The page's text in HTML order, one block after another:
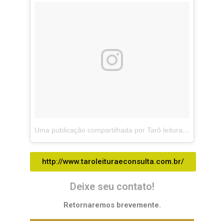
Uma publicação compartilhada por Tarô leitura e consultas (@taroleituraeconsulta)
http://www.taroleituraeconsulta.com.br/
Deixe seu contato!
Retornaremos brevemente.